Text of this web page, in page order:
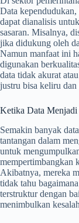
Data
dapat dianalisis
sasaran. Misalnya,
jika didukung oleh
Namun manfaat ini
digunakan
data tidak akurat
justru bisa keliru dan
Ketika Data
Semakin banyak
tantangan dalam
untuk
mempertimbangkan
Akibatnya, mereka
tidak tahu
terstruktur dengan
menimbulkan